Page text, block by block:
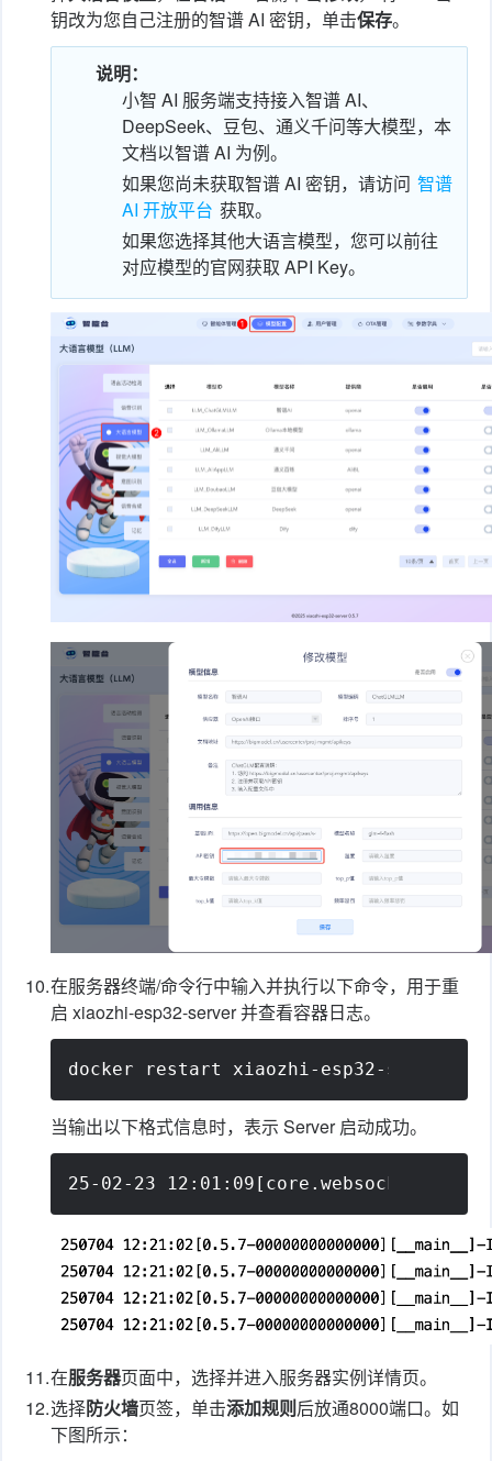
钥改为您自己注册的智谱 AI 密钥，单击保存。
说明：
小智 AI 服务端支持接入智谱 AI、
DeepSeek、豆包、通义千问等大模型，本
文档以智谱 AI 为例。
如果您尚未获取智谱 AI 密钥，请访问 智谱
AI 开放平台 获取。
如果您选择其他大语言模型，您可以前往
对应模型的官网获取 API Key。
10.在服务器终端/命令行中输入并执行以下命令，用于重
启 xiaozhi-esp32-server 并查看容器日志。
docker restart xiaozhi-esp32-
当输出以下格式信息时，表示 Server 启动成功。
25-02-23 12:01:09[core.websocket_server]
11.在服务器页面中，选择并进入服务器实例详情页。
12.选择防火墙页签，单击添加规则后放通8000端口。如
下图所示：